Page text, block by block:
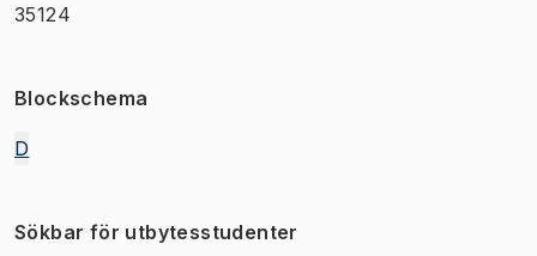
35124
Blockschema
D
Sökbar för utbytesstudenter